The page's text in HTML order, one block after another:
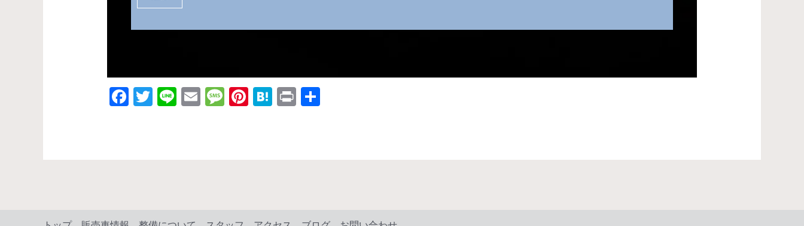
F T Li E M Pi H Pr 共